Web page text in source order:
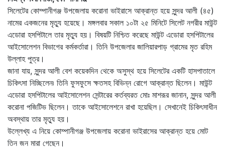
সিলেটের কোম্পানীগঞ্জ উপজেলায় করোনা ভাইরাসে আক্রান্ত হয়ে সুন্দর আলী (৪৫)
নামের একজনের মৃত্যু হয়েছে। মঙ্গলবার সকাল ১০টা ২৫ মিনিটে সিলেট নগরীর মাউন্ট
এডোরা হসপিটালে তার মৃত্যু হয়। বিষয়টি নিশ্চিত করেছে মাউন্ট এডোরা হসপিটালের
আইসোলেশন বিভাগের কর্মকর্তারা। তিনি উপজেলার জালিয়ারপাড় গ্রামের মৃত রহিম
উল্লাহ পুত্র।
জানা যায়, সুন্দর আলী বেশ কয়েকদিন থেকে অসুস্থ হয়ে সিলেটের একটি হাসপাতালে
চিকিৎসা নিচ্ছিলেন৷ তিনি ফুসফুসে ক্ষতসহ বিভিন্ন রোগে আক্রান্ত ছিলেন। মাউন্ট
এডোরা হসপিটালের আইসোলেশন সেন্টারের কর্তব্যরত মোঃ মাশরূর জানান, সুন্দর আলী
করোনা পজিটিভ ছিলেন। তাকে আইসোলেশনে রাখা হয়েছিল। সেখানেই চিকিৎসাধীন
অবস্থায় তার মৃত্যু হয়।
উল্লেখ্য এ নিয়ে কোম্পানীগঞ্জ উপজেলায় করোনা ভাইরাসের আক্রান্ত হয়ে মোট
তিন জন মারা গেছেন।